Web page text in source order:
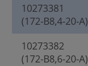
10273381
(172-B8,4-20-A)
10273382
(172-B8,6-20-A)